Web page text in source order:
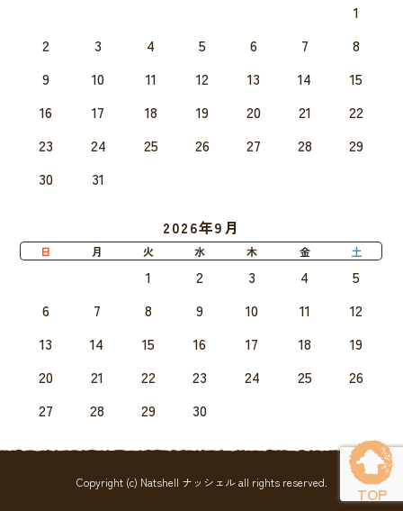
1
2
3 4 5 6 7
8
9
10 11 12 13 14
15
16
17 18 19 20 21
22
23
24 25 26 27 28
29
30
31
2026年9月
日 月 火 水 木 金 土
1 2 3 4
5
6
7 8 9 10 11
12
13
14 15 16 17 18
19
20
21 22 23 24 25
26
27
28 29 30
Copyright (c) Natshell ナッシェル all rights reserved.
TOP